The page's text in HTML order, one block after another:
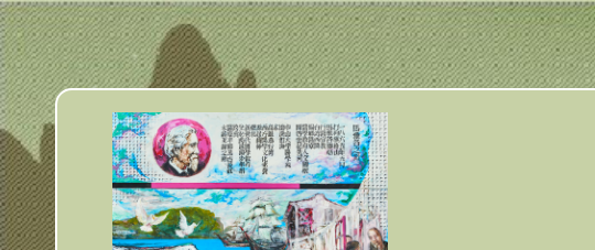
跳
到
主
要
內
容
區
塊